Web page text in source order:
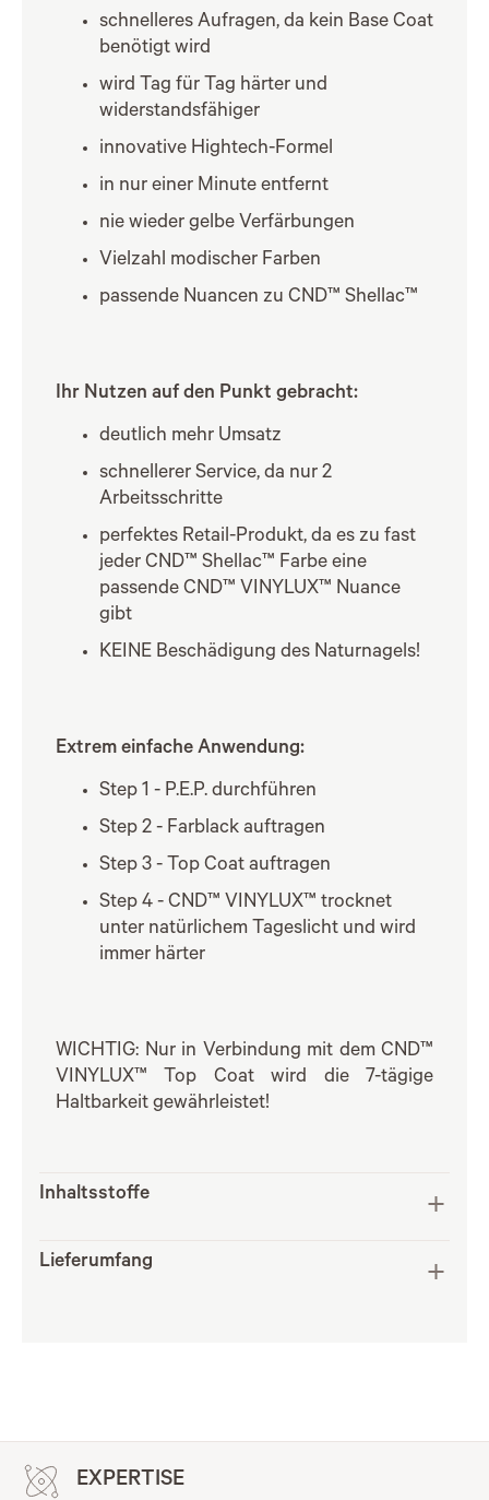
schnelleres Aufragen, da kein Base Coat
benötigt wird
wird Tag für Tag härter und
widerstandsfähiger
innovative Hightech-Formel
in nur einer Minute entfernt
nie wieder gelbe Verfärbungen
Vielzahl modischer Farben
passende Nuancen zu CND™ Shellac™
Ihr Nutzen auf den Punkt gebracht:
deutlich mehr Umsatz
schnellerer Service, da nur 2
Arbeitsschritte
perfektes Retail-Produkt, da es zu fast
jeder CND™ Shellac™ Farbe eine
passende CND™ VINYLUX™ Nuance
gibt
KEINE Beschädigung des Naturnagels!
Extrem einfache Anwendung:
Step 1 - P.E.P. durchführen
Step 2 - Farblack auftragen
Step 3 - Top Coat auftragen
Step 4 - CND™ VINYLUX™ trocknet
unter natürlichem Tageslicht und wird
immer härter
WICHTIG: Nur in Verbindung mit dem CND™
VINYLUX™ Top Coat wird die 7-tägige
Haltbarkeit gewährleistet!
Inhaltsstoffe
Lieferumfang
EXPERTISE